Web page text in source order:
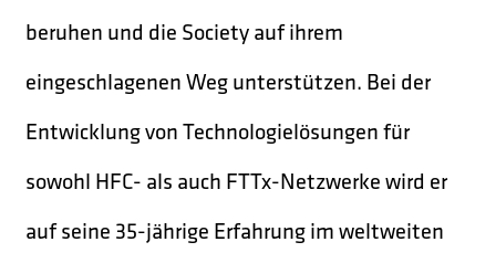
beruhen und die Society auf ihrem
eingeschlagenen Weg unterstützen. Bei der
Entwicklung von Technologielösungen für
sowohl HFC- als auch FTTx-Netzwerke wird er
auf seine 35-jährige Erfahrung im weltweiten